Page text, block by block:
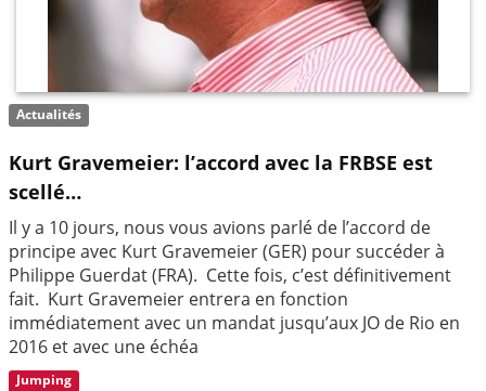
Actualités
Kurt Gravemeier: l’accord avec la FRBSE est
scellé…
Il y a 10 jours, nous vous avions parlé de l’accord de
principe avec Kurt Gravemeier (GER) pour succéder à
Philippe Guerdat (FRA). Cette fois, c’est définitivement
fait. Kurt Gravemeier entrera en fonction
immédiatement avec un mandat jusqu’aux JO de Rio en
2016 et avec une échéa
Jumping